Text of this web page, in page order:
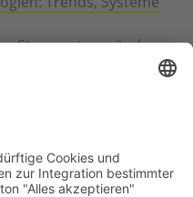
Stromnetz verändern
Effizienz, Netze und
Böddeling übernimmt